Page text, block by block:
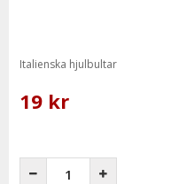
Italienska hjulbultar
19 kr